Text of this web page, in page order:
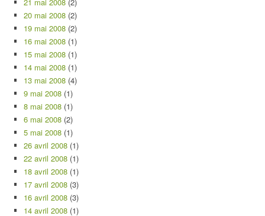
20 mai 2008 (2)
19 mai 2008 (2)
16 mai 2008 (1)
15 mai 2008 (1)
14 mai 2008 (1)
13 mai 2008 (4)
9 mai 2008 (1)
8 mai 2008 (1)
6 mai 2008 (2)
5 mai 2008 (1)
26 avril 2008 (1)
22 avril 2008 (1)
18 avril 2008 (1)
17 avril 2008 (3)
16 avril 2008 (3)
14 avril 2008 (1)